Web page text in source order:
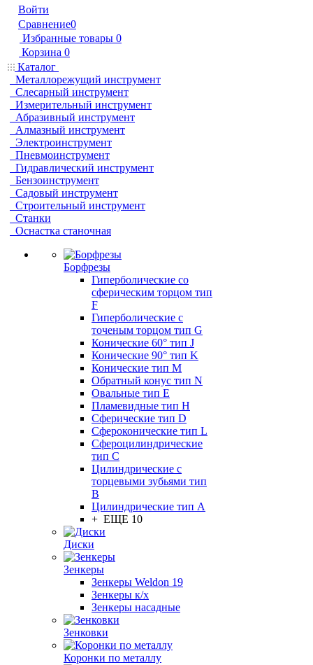
Войти
Сравнение0
Избранные товары 0
Корзина 0
Каталог
Металлорежущий инструмент
Слесарный инструмент
Измерительный инструмент
Абразивный инструмент
Алмазный инструмент
Электроинструмент
Пневмоинструмент
Гидравлический инструмент
Бензоинструмент
Садовый инструмент
Строительный инструмент
Станки
Оснастка станочная
Борфрезы
Гиперболические cо
сферическим торцом тип
F
Гиперболические с
точеным торцом тип G
Конические 60° тип J
Конические 90° тип K
Конические тип M
Обратный конус тип N
Овальные тип E
Пламевидные тип H
Сферические тип D
Сфероконические тип L
Сфероцилиндрические
тип C
Цилиндрические с
торцевыми зубьями тип
B
Цилиндрические тип А
+ ЕЩЕ 10
Диски
Зенкеры
Зенкеры Weldon 19
Зенкеры к/х
Зенкеры насадные
Зенковки
Коронки по металлу